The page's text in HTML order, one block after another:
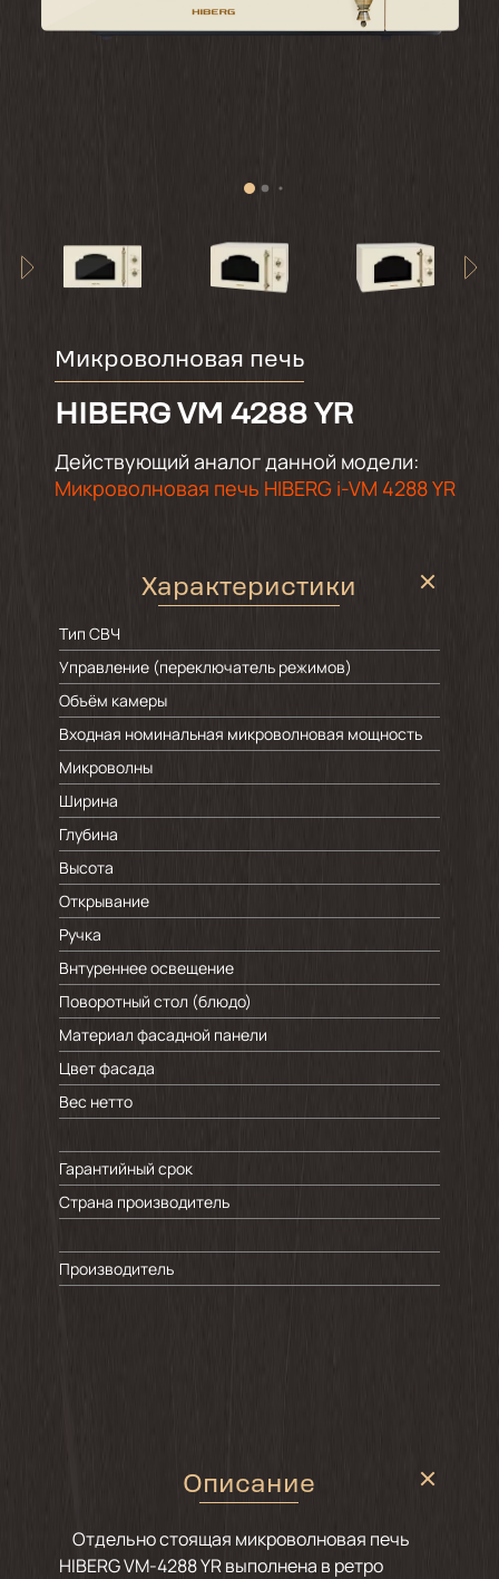
Микроволновая печь
HIBERG VМ 4288 YR
Действующий аналог данной модели:
Микроволновая печь HIBERG i-VM 4288 YR
Характеристики
Тип СВЧ
Управление (переключатель режимов)
Объём камеры
Входная номинальная микроволновая мощность
Микроволны
Ширина
Глубина
Высота
Открывание
Ручка
Внтуреннее освещение
Поворотный стол (блюдо)
Материал фасадной панели
Цвет фасада
Вес нетто
Гарантийный срок
Страна производитель
Производитель
Описание
Отдельно стоящая микроволновая печь
HIBERG VM-4288 YR выполнена в ретро